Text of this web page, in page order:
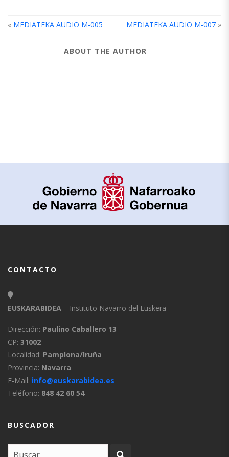
« MEDIATEKA AUDIO M-005 MEDIATEKA AUDIO M-007 »
ABOUT THE AUTHOR
CONTACTO
EUSKARABIDEA – Instituto Navarro del Euskera
Dirección: Paulino Caballero 13
CP: 31002
Localidad: Pamplona/Iruña
Provincia: Navarra
E-Mail: info@euskarabidea.es
Teléfono: 848 42 60 54
BUSCADOR